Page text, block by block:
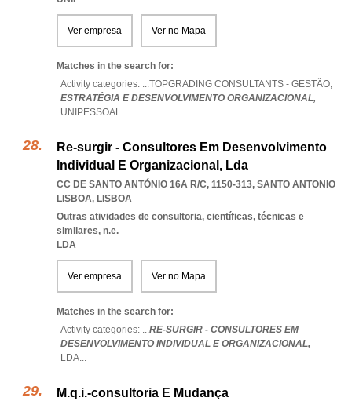
Ver empresa Ver no Mapa
Matches in the search for:
Activity categories: ...TOPGRADING CONSULTANTS - GESTÃO,
ESTRATÉGIA E DESENVOLVIMENTO ORGANIZACIONAL,
UNIPESSOAL...
Re-surgir - Consultores Em Desenvolvimento
Individual E Organizacional, Lda
CC DE SANTO ANTÓNIO 16A R/C, 1150-313, SANTO ANTONIO
LISBOA, LISBOA
Outras atividades de consultoria, científicas, técnicas e
similares, n.e.
LDA
Ver empresa Ver no Mapa
Matches in the search for:
Activity categories: ...RE-SURGIR - CONSULTORES EM
DESENVOLVIMENTO INDIVIDUAL E ORGANIZACIONAL,
LDA...
M.q.i.-consultoria E Mudança